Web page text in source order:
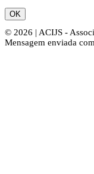
OK
© 2026 | ACIJS -
Mensagem enviada